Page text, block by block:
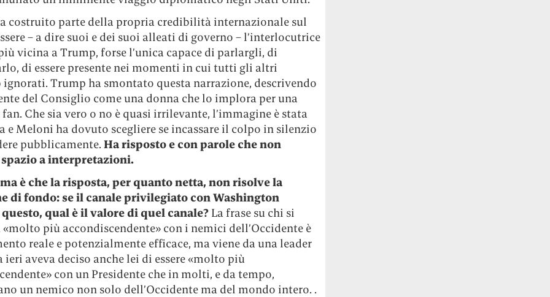
costruito parte della propria credibilità internazionale sul
– a dire suoi e dei suoi alleati di governo – l’interlocutrice
vicina a Trump, forse l’unica capace di parlargli, di
di essere presente nei momenti in cui tutti gli altri
Trump ha smontato questa narrazione, descrivendo
del Consiglio come una donna che lo implora per una
Che sia vero o no è quasi irrilevante, l’immagine è stata
e Meloni ha dovuto scegliere se incassare il colpo in silenzio
pubblicamente. Ha risposto e con parole che non
a interpretazioni.
è che la risposta, per quanto netta, non risolve la
di fondo: se il canale privilegiato con Washington
qual è il valore di quel canale?La frase su chi si
più accondiscendente» con i nemici dell’Occidente è
reale e potenzialmente efficace, ma viene da una leader
ieri aveva deciso anche lei di essere «molto più
con un Presidente che in molti, e da tempo,
un nemico non solo dell’Occidente ma del mondo intero. .